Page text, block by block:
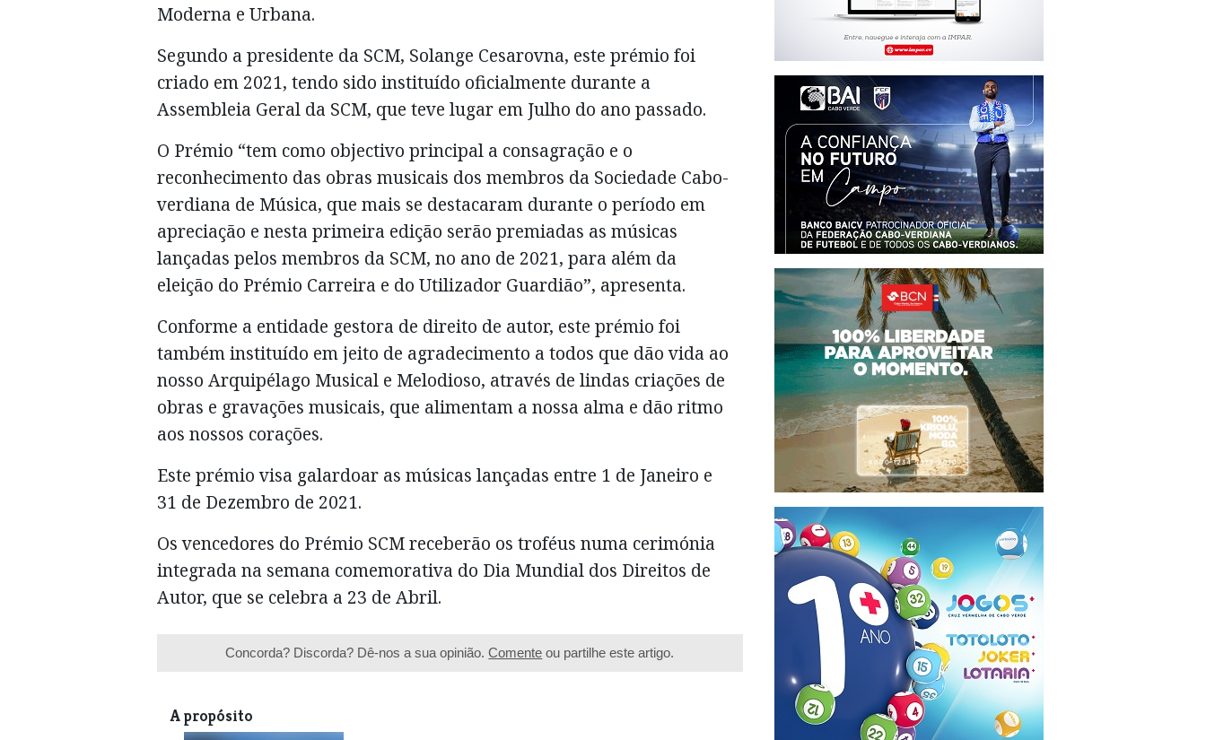
Moderna e Urbana.
Segundo a presidente da SCM, Solange Cesarovna, este prémio foi
criado em 2021, tendo sido instituído oficialmente durante a
Assembleia Geral da SCM, que teve lugar em Julho do ano passado.
O Prémio “tem como objectivo principal a consagração e o
reconhecimento das obras musicais dos membros da Sociedade Cabo-
verdiana de Música, que mais se destacaram durante o período em
apreciação e nesta primeira edição serão premiadas as músicas
lançadas pelos membros da SCM, no ano de 2021, para além da
eleição do Prémio Carreira e do Utilizador Guardião”, apresenta.
Conforme a entidade gestora de direito de autor, este prémio foi
também instituído em jeito de agradecimento a todos que dão vida ao
nosso Arquipélago Musical e Melodioso, através de lindas criações de
obras e gravações musicais, que alimentam a nossa alma e dão ritmo
aos nossos corações.
Este prémio visa galardoar as músicas lançadas entre 1 de Janeiro e
31 de Dezembro de 2021.
Os vencedores do Prémio SCM receberão os troféus numa cerimónia
integrada na semana comemorativa do Dia Mundial dos Direitos de
Autor, que se celebra a 23 de Abril.
Concorda? Discorda? Dê-nos a sua opinião.Comente ou partilhe este artigo.
A propósito